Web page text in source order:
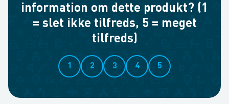
information om dette produkt? (1
= slet ikke tilfreds, 5 = meget
tilfreds)
1 2 3 4 5